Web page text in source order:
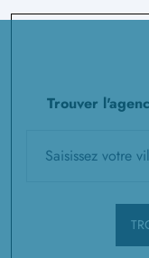
Trouver